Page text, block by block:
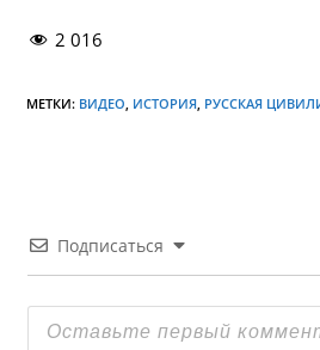
2 016
МЕТКИ: ВИДЕО, ИСТОРИЯ, РУССКАЯ
Подписаться